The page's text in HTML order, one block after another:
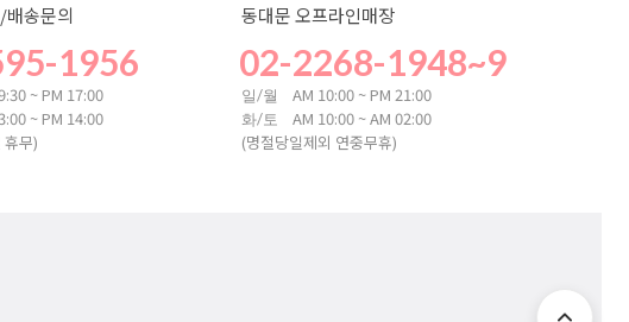
배송문의
1956
~ PM 17:00
~ PM 14:00
무)
동대문 오프라인매장
02-2268-1948~9
일/월 AM 10:00 ~ PM 21:00
화/토
AM 10:00 ~ AM 02:00
(명절당일제외 연중무휴)